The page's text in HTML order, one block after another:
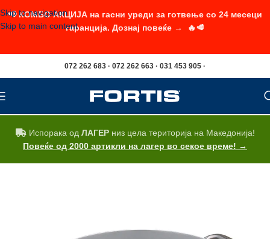
Skip to navigation
Skip to main content
072 262 683 · 072 262 663 · 031 453 905 ·
Испорака од ЛАГЕРниз цела територија на Македонија!
Повеќе од 2000 артикли на лагер во секое време! →
📢 КОМБО АКЦИЈА на гасни уреди за готвење со 24 месеци
гаранција. Дознај повеќе → 🔥🥩